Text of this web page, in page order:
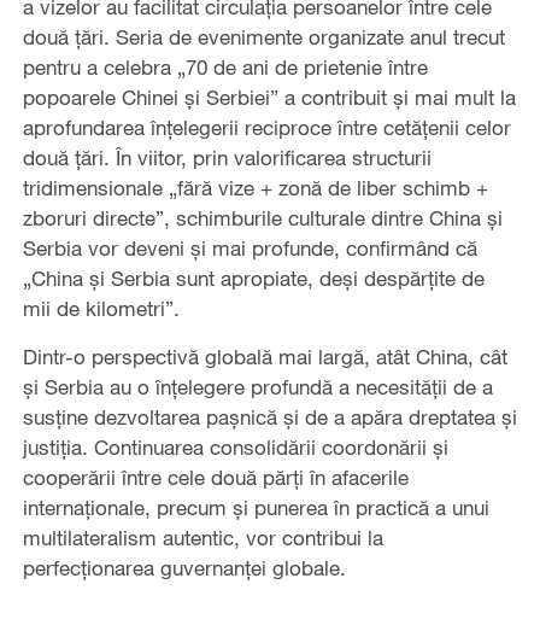
a vizelor au facilitat circulația persoanelor între cele
două țări. Seria de evenimente organizate anul trecut
pentru a celebra „70 de ani de prietenie între
popoarele Chinei și Serbiei” a contribuit și mai mult la
aprofundarea înțelegerii reciproce între cetățenii celor
două țări. În viitor, prin valorificarea structurii
tridimensionale „fără vize + zonă de liber schimb +
zboruri directe”, schimburile culturale dintre China și
Serbia vor deveni și mai profunde, confirmând că
„China și Serbia sunt apropiate, deși despărțite de
mii de kilometri”.
Dintr-o perspectivă globală mai largă, atât China, cât
și Serbia au o înțelegere profundă a necesității de a
susține dezvoltarea pașnică și de a apăra dreptatea și
justiția. Continuarea consolidării coordonării și
cooperării între cele două părți în afacerile
internaționale, precum și punerea în practică a unui
multilateralism autentic, vor contribui la
perfecționarea guvernanței globale.